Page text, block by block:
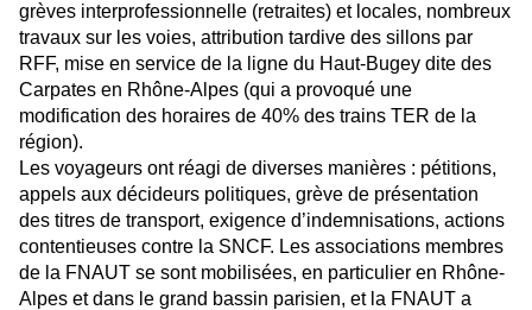
grèves interprofessionnelle (retraites) et locales, nombreux
travaux sur les voies, attribution tardive des sillons par
RFF, mise en service de la ligne du Haut-Bugey dite des
Carpates en Rhône-Alpes (qui a provoqué une
modification des horaires de 40% des trains TER de la
région).
Les voyageurs ont réagi de diverses manières : pétitions,
appels aux décideurs politiques, grève de présentation
des titres de transport, exigence d’indemnisations, actions
contentieuses contre la SNCF. Les associations membres
de la FNAUT se sont mobilisées, en particulier en Rhône-
Alpes et dans le grand bassin parisien, et la FNAUT a